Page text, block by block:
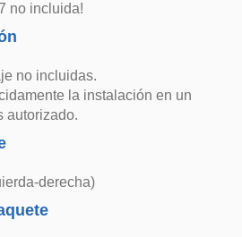
no incluida!
no incluidas.
la instalación en un
autorizado.
derecha)